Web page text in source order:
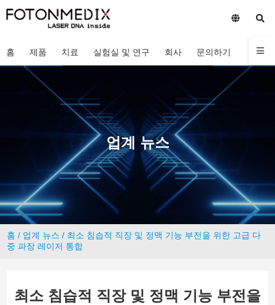
홈 제품 치료 실험실 및 연구 회사 문의하기
업계 뉴스
홈 / 업계 뉴스 / 최소 침습적 직장 및 정맥 기능 부전을 위한 고급 다
중 파장 레이저 통합
최소 침습적 직장 및 정맥 기능 부전을